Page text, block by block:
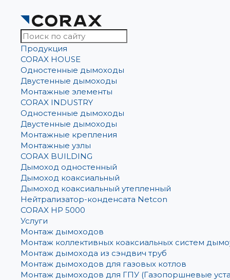
Продукция
CORAX HOUSE
Одностенные дымоходы
Двустенные дымоходы
Монтажные элементы
CORAX INDUSTRY
Одностенные дымоходы
Двустенные дымоходы
Монтажные крепления
Монтажные узлы
CORAX BUILDING
Дымоход одностенный
Дымоход коаксиальный
Дымоход коаксиальный утепленный
Нейтрализатор-конденсата Netcon
CORAX HP 5000
Услуги
Монтаж дымоходов
Монтаж коллективных коаксиальных систем
Монтаж дымохода из сэндвич труб
Монтаж дымоходов для газовых котлов
Монтаж дымоходов для ГПУ (Газопоршневые